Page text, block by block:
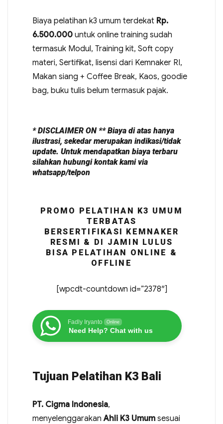
Biaya pelatihan k3 umum terdekat Rp.
6.500.000untuk online training sudah
termasuk Modul, Training kit, Soft copy
materi, Sertifikat, lisensi dari Kemnaker RI,
Makan siang + Coffee Break, Kaos, goodie
bag, buku tulis belum termasuk pajak.
* DISCLAIMER ON ** Biaya di atas hanya
ilustrasi, sekedar merupakan indikasi/tidak
update. Untuk mendapatkan biaya terbaru
silahkan hubungi kontak kami via
whatsapp/telpon
PROMO PELATIHAN K3 UMUM
TERBATAS
BERSERTIFIKASI KEMNAKER
RESMI & DI JAMIN LULUS
BISA PELATIHAN ONLINE &
OFFLINE
[wpcdt-countdown id=”2378″]
Fadly Iryanto Online
Need Help? Chat with us
Tujuan Pelatihan K3 Bali
PT. Cigma Indonesia,
menyelenggarakanAhli K3 Umumsesuai